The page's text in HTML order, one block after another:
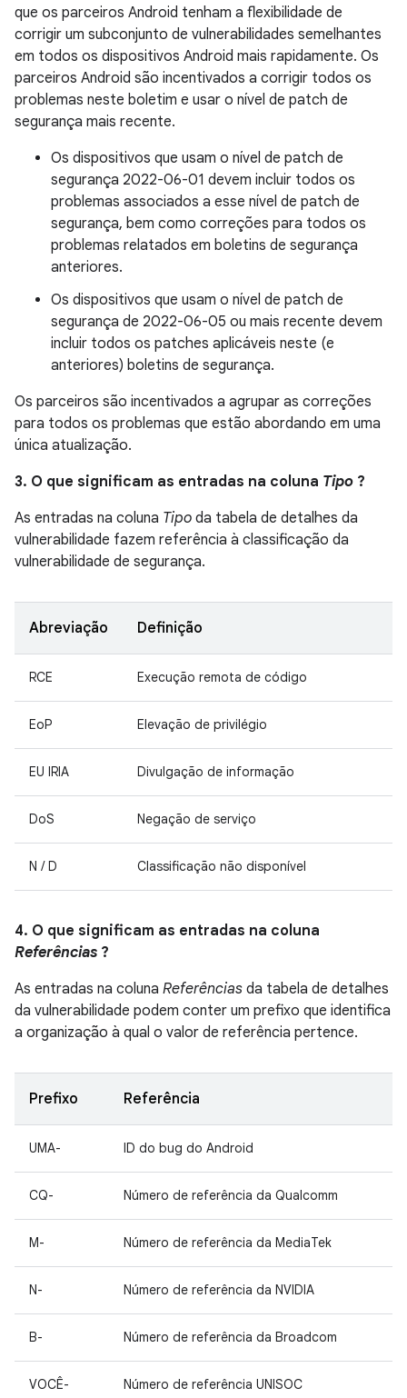
que os parceiros Android tenham a flexibilidade de
corrigir um subconjunto de vulnerabilidades semelhantes
em todos os dispositivos Android mais rapidamente. Os
parceiros Android são incentivados a corrigir todos os
problemas neste boletim e usar o nível de patch de
segurança mais recente.
Os dispositivos que usam o nível de patch de
segurança 2022-06-01 devem incluir todos os
problemas associados a esse nível de patch de
segurança, bem como correções para todos os
problemas relatados em boletins de segurança
anteriores.
Os dispositivos que usam o nível de patch de
segurança de 2022-06-05 ou mais recente devem
incluir todos os patches aplicáveis ​​neste (e
anteriores) boletins de segurança.
Os parceiros são incentivados a agrupar as correções
para todos os problemas que estão abordando em uma
única atualização.
3. O que significam as entradas na coluna Tipo ?
As entradas na coluna Tipo da tabela de detalhes da
vulnerabilidade fazem referência à classificação da
vulnerabilidade de segurança.
Abreviação Definição
RCE Execução remota de código
EoP Elevação de privilégio
EU IRIA Divulgação de informação
DoS Negação de serviço
N / D Classificação não disponível
4. O que significam as entradas na coluna
Referências ?
As entradas na coluna Referências da tabela de detalhes
da vulnerabilidade podem conter um prefixo que identifica
a organização à qual o valor de referência pertence.
Prefixo Referência
UMA- ID do bug do Android
CQ- Número de referência da Qualcomm
M- Número de referência da MediaTek
N- Número de referência da NVIDIA
B- Número de referência da Broadcom
VOCÊ- Número de referência UNISOC